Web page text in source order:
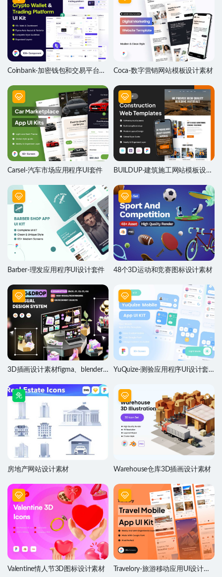
Coinbank-加密钱包和交易平台网
Coca-数字营销网站模板设计素材
Carsel-汽车市场应用程序UI套件
BUILDUP-建筑施工网站模板设计
Barber-理发应用程序UI设计套件 48个3D运动和竞赛图标设计素材
3D插画设计素材figma、blender
YuQuize-测验应用程序UI设计套
免
房地产网站设计素材 Warehouse仓库3D插画设计素材
Valentine情人节3D图标设计素材
Travelory-旅游移动应用UI设计素